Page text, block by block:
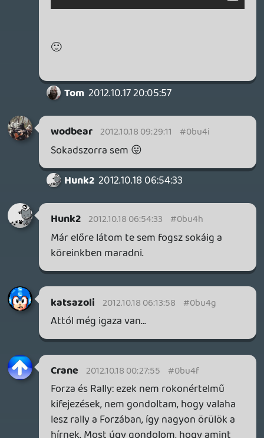
akkor az nincsen ingyen. Érted?
szerintem is magának a játéknak a szerves
hogy végül a játékért dupla árat fizessen
érte." Ebbe direkt nem is mentem bele.
termék/szolgáltatás annyit ér, amennyiért
el lehet adni. Hogy tetszik-e nekem
irreleváns, mert jelenleg ez az üzleti modell
nem hogy életképes, de ráadásul rendkívül
virágozó is sajnos.
ugyan ez. totál ugyan ez! pont a játékost
teszik tönkre...
ENKI-HUN 2012.10.17 21:37:34
Mr. X 2012.10.17 22:40:29 #0bu4c
Faszán 50 kommenten át kell hajtani a "4et
fizet 5öt kap" akció értelmét ??? 😮
/ ha valaki beleköt, hogy ez nem 4, akkor
öngyilkos leszek ! 😃 /
Bogyi007
2012.10.17 22:27:49
Alwares 2012.10.17 22:40:25 #0bu4b
MMO-knál halott az előfizetéses modell.
Szerintem ez alig különbözik.